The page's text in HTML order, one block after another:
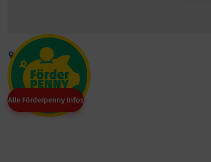
Alle Förderpenny Infos